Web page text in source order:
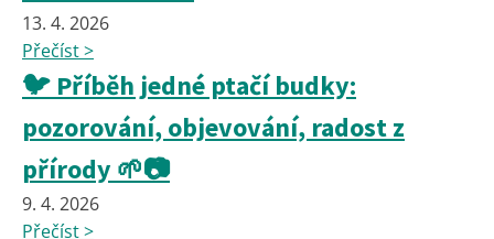
13. 4. 2026
Přečíst >
🐦 Příběh jedné ptačí budky:
pozorování, objevování, radost z
přírody 🌱📷
9. 4. 2026
Přečíst >